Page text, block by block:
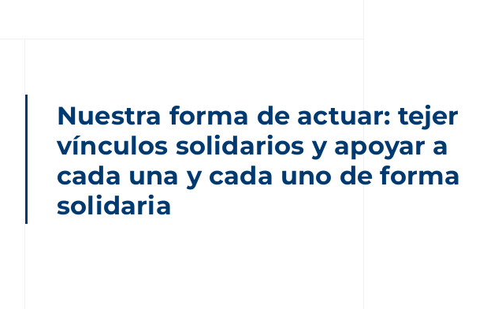
Nuestra forma de actuar: tejer
vínculos solidarios y apoyar a
cada una y cada uno de forma
solidaria